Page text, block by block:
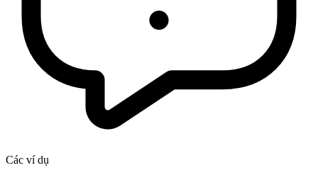
Các ví dụ